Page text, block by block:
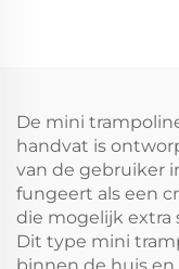
De mini
handvat is
van de gebruiker
fungeert als een
die mogelijk extra
Dit type mini
binnen de huis